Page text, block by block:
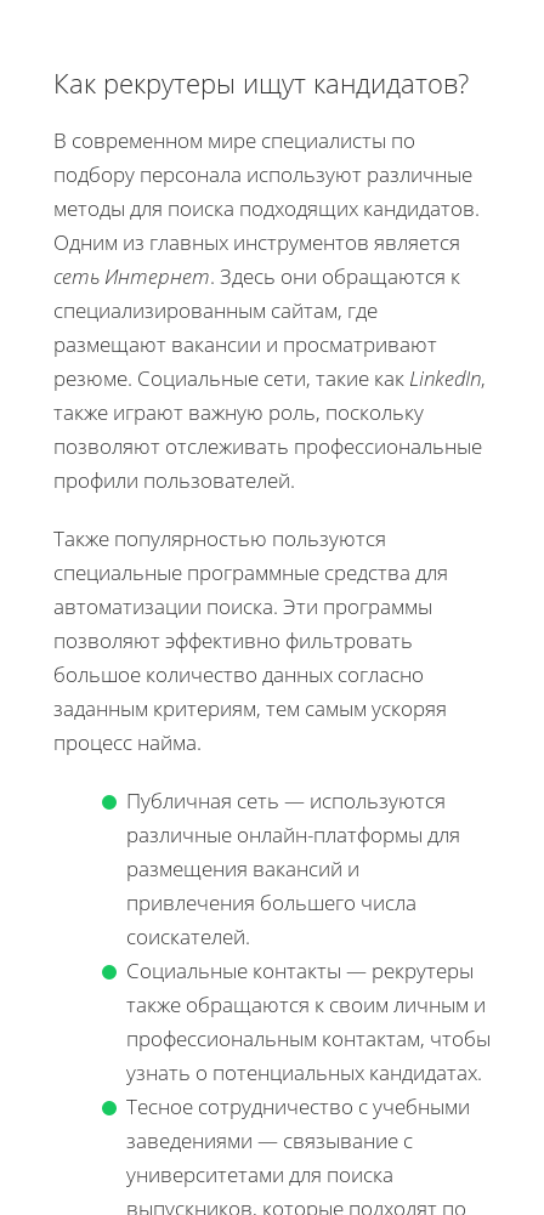
Как рекрутеры ищут кандидатов?
В современном мире специалисты по
подбору персонала используют различные
методы для поиска подходящих кандидатов.
Одним из главных инструментов является
сеть Интернет. Здесь они обращаются к
специализированным сайтам, где
размещают вакансии и просматривают
резюме. Социальные сети, такие как LinkedIn,
также играют важную роль, поскольку
позволяют отслеживать профессиональные
профили пользователей.
Также популярностью пользуются
специальные программные средства для
автоматизации поиска. Эти программы
позволяют эффективно фильтровать
большое количество данных согласно
заданным критериям, тем самым ускоряя
процесс найма.
Публичная сеть — используются
различные онлайн-платформы для
размещения вакансий и
привлечения большего числа
соискателей.
Социальные контакты — рекрутеры
также обращаются к своим личным и
профессиональным контактам, чтобы
узнать о потенциальных кандидатах.
Тесное сотрудничество с учебными
заведениями — связывание с
университетами для поиска
выпускников, которые подходят по